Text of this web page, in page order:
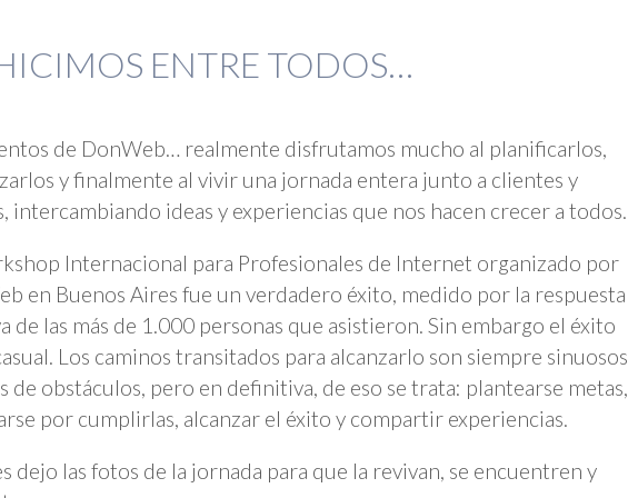
ENTRE TODOS…
de DonWeb… realmente disfrutamos mucho al planificarlos,
y finalmente al vivir una jornada entera junto a clientes y
intercambiando ideas y experiencias que nos hacen crecer a todos.
Internacional para Profesionales de Internet organizado por
en Buenos Aires fue un verdadero éxito, medido por la respuesta
de las más de 1.000 personas que asistieron. Sin embargo el éxito
Los caminos transitados para alcanzarlo son siempre sinuosos
de obstáculos, pero en definitiva, de eso se trata: plantearse metas,
por cumplirlas, alcanzar el éxito y compartir experiencias.
dejo las fotos de la jornada para que la revivan, se encuentren y